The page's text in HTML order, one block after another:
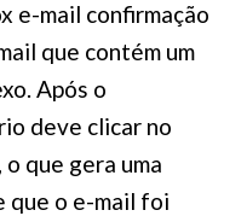
e-mail confirmação
que contém um
Após o
deve clicar no
que gera uma
que o e-mail foi